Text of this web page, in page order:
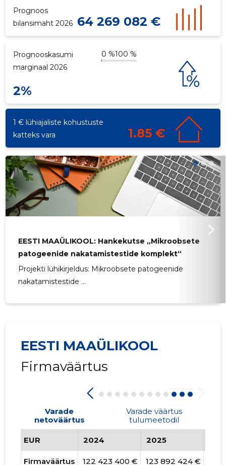
Prognoos
bilansimaht 2026 64 269 082 €
Prognooskasumi
marginaal 2026
0 %100 %
2%
1 € lühiajaliste kohustuste
katteks vara
1.85 €
EESTI MAAÜLIKOOL: Hankekutse „Mikroobsete
patogeenide nakatamistestide komplekt“
Projekti lühikirjeldus: Mikroobsete patogeenide
nakatamistestide ...
EESTI MAAÜLIKOOL
Firmaväärtus
Varade
netoväärtus
Varade väärtus
tulumeetodil
EUR 2024 2025
Firmaväärtus 122 423 400 € 123 892 424 €